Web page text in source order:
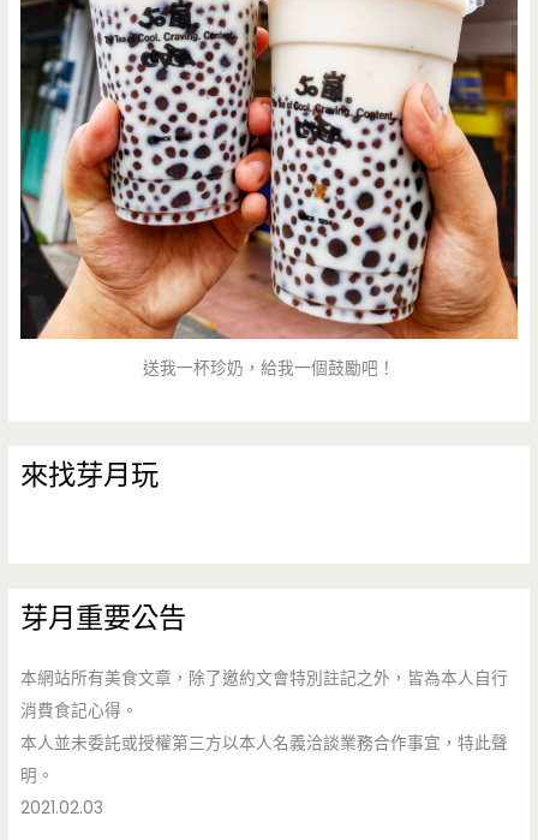
送我一杯珍奶，給我一個鼓勵吧！
來找芽月玩
芽月重要公告
本網站所有美食文章，除了邀約文會特別註記之外，皆為本人自行
消費食記心得。
本人並未委託或授權第三方以本人名義洽談業務合作事宜，特此聲
明。
2021.02.03